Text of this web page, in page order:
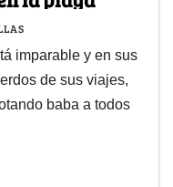
imparable y en sus
de sus viajes,
baba a todos